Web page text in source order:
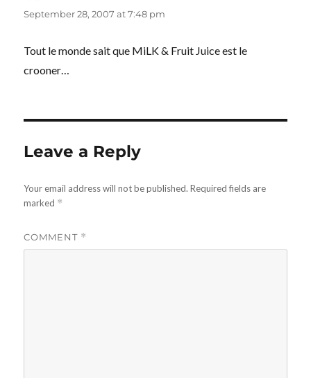
September 28, 2007 at 7:48 pm
Tout le monde sait que MiLK & Fruit Juice est le
crooner…
Leave a Reply
Your email address will not be published. Required fields are
marked *
COMMENT *